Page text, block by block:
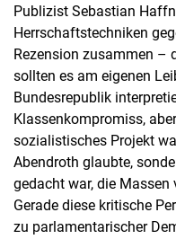
Publizist Sebastian
Herrschaftstechniken
Rezension zusammen –
sollten es am eigenen
Bundesrepublik
Klassenkompromiss,
sozialistisches Projekt
Abendroth glaubte,
gedacht war, die
Gerade diese kritische
zu parlamentarischer